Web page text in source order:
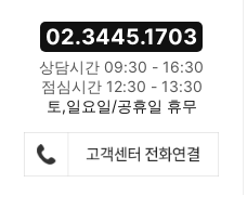
02.3445.1703
상담시간 09:30 - 16:30
점심시간 12:30 - 13:30
토,일요일/공휴일 휴무